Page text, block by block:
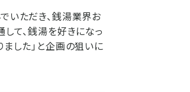
いただき、銭湯業界お
て、銭湯を好きになっ
した」と企画の狙いに